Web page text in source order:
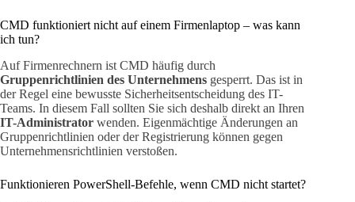
CMD funktioniert nicht auf einem Firmenlaptop – was kann
ich tun?
Auf Firmenrechnern ist CMD häufig durch
Gruppenrichtlinien des Unternehmens gesperrt. Das ist in
der Regel eine bewusste Sicherheitsentscheidung des IT-
Teams. In diesem Fall sollten Sie sich deshalb direkt an Ihren
IT-Administrator wenden. Eigenmächtige Änderungen an
Gruppenrichtlinien oder der Registrierung können gegen
Unternehmensrichtlinien verstoßen.
Funktionieren PowerShell-Befehle, wenn CMD nicht startet?